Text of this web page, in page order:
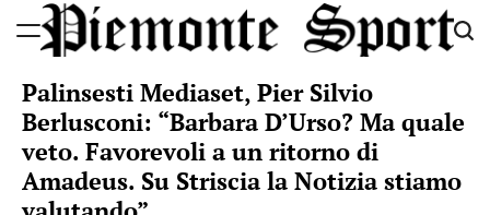
to
Sport
Palinsesti Mediaset, Pier Silvio
Berlusconi: “Barbara D’Urso? Ma quale
veto. Favorevoli a un ritorno di
Amadeus. Su Striscia la Notizia stiamo